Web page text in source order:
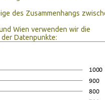
des Zusammenhangs
Wien verwenden wir die
Datenpunkte: